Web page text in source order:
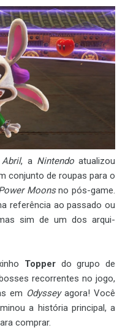
, a Nintendoatualizou
conjunto de roupas para o
Moonsno pós-game.
referência ao passado ou
sim de um dos arqui-
Topperdo grupo de
recorrentes no jogo,
em Odysseyagora! Você
a história principal, a
comprar.